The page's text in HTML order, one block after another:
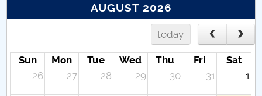
AUGUST 2026
today
Sun Mon Tue Wed Thu Fri
Sat
26
27 28 29 30 31 1